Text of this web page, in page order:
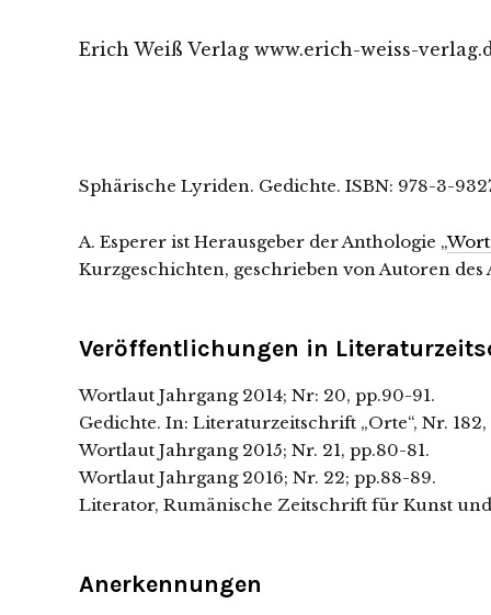
Erich Weiß Verlag www.erich-weiss-
Sphärische Lyriden. Gedichte. ISBN: 978-3-
A. Esperer ist Herausgeber der Anthologie „
Kurzgeschichten, geschrieben von Autoren
Veröffentlichungen in
Wortlaut Jahrgang 2014; Nr: 20, pp.90-91.
Gedichte. In: Literaturzeitschrift „Orte“, Nr. 182,
Wortlaut Jahrgang 2015; Nr. 21, pp.80-81.
Wortlaut Jahrgang 2016; Nr. 22; pp.88-89.
Literator, Rumänische Zeitschrift für Kunst
Anerkennungen